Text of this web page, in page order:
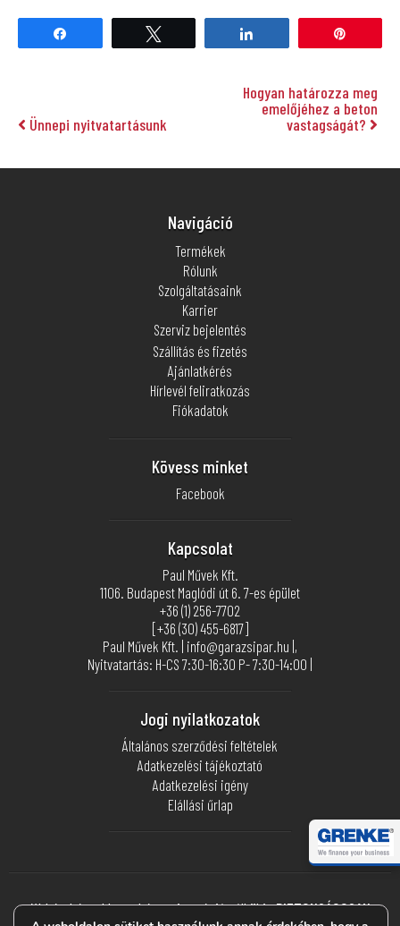
Ünnepi nyitvatartásunk
Hogyan határozza meg
emelőjéhez a beton
vastagságát?
Navigáció
Termékek
Rólunk
Szolgáltatásaink
Karrier
Szerviz bejelentés
Szállítás és fizetés
Ajánlatkérés
Hírlevél feliratkozás
Fiókadatok
Kövess minket
Facebook
Kapcsolat
Paul Művek Kft.
1106. Budapest Maglódi út 6. 7-es épület
+36 (1) 256-7702
[+36 (30) 455-6817]
Paul Művek Kft. | info@garazsipar.hu |,
Nyitvatartás: H-CS 7:30-16:30 P- 7:30-14:00 |
Jogi nyilatkozatok
Általános szerződési feltételek
Adatkezelési tájékoztató
Adatkezelési igény
Elállási űrlap
Webáruházunkban akár regisztráció nélkül isBIZTONSÁGOSAN